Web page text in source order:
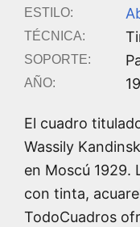
ESTILO:
TÉCNICA:
SOPORTE:
AÑO:
El cuadro
Wassily
en Moscú 1929.
con tinta,
TodoCuadros